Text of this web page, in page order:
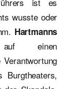
wusste oder
Hartmanns
einen
Burgtheaters,